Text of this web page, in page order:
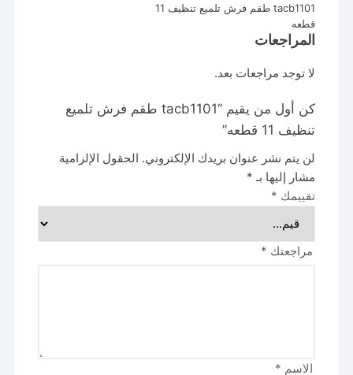
tacb1101 طقم فرش تلميع تنظيف 11
قطعه
المراجعات
لا توجد مراجعات بعد.
كن أول من يقيم “tacb1101 طقم فرش تلميع
تنظيف 11 قطعه”
لن يتم نشر عنوان بريدك الإلكتروني. الحقول الإلزامية
مشار إليها بـ *
تقييمك *
مراجعتك *
الاسم *